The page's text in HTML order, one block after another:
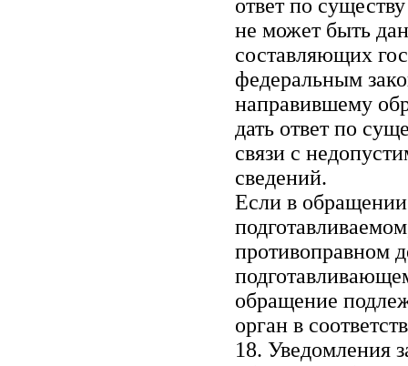
ответ по
не может быть
составляющих
федеральным
направившему
дать ответ по
связи с
сведений.
Если в обращении
противоправном
обращение
орган в
18. Уведомления